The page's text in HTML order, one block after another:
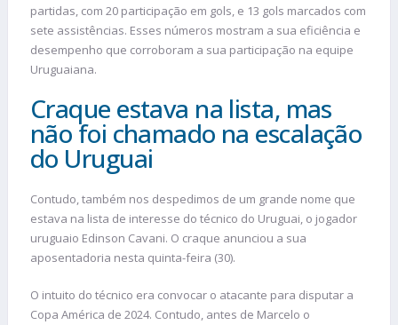
partidas, com 20 participação em gols, e 13 gols marcados com
sete assistências. Esses números mostram a sua eficiência e
desempenho que corroboram a sua participação na equipe
Uruguaiana.
Craque estava na lista, mas
não foi chamado na escalação
do Uruguai
Contudo, também nos despedimos de um grande nome que
estava na lista de interesse do técnico do Uruguai, o jogador
uruguaio Edinson Cavani. O craque anunciou a sua
aposentadoria nesta quinta-feira (30).
O intuito do técnico era convocar o atacante para disputar a
Copa América de 2024. Contudo, antes de Marcelo o